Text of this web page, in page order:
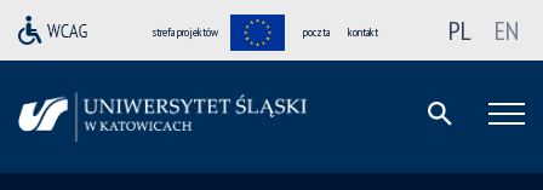
strefa projektów poczta kontakt PL EN